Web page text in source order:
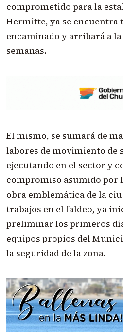
comprometido para la
Hermitte, ya se encuentra
encaminado y arribará a
semanas.
El mismo, se sumará de
labores de movimiento de
ejecutando en el sector y
compromiso asumido por
obra emblemática de la
trabajos en el faldeo, ya
preliminar los primeros
equipos propios del
la seguridad de la zona.